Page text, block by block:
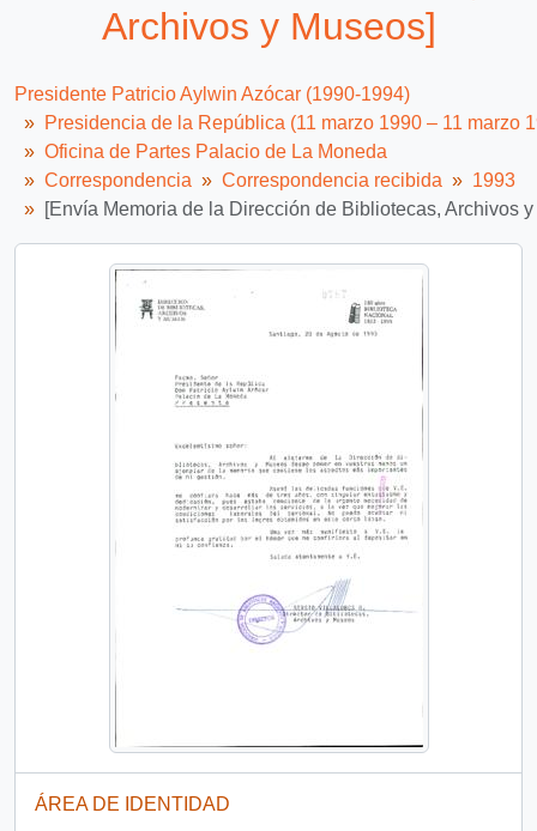
Archivos y Museos]
Presidente Patricio Aylwin Azócar (1990-1994)
Presidencia de la República (11 marzo 1990 – 11 marzo
Oficina de Partes Palacio de La Moneda
Correspondencia
Correspondencia recibida
1993
[Envía Memoria de la Dirección de Bibliotecas, Archivos
ÁREA DE IDENTIDAD